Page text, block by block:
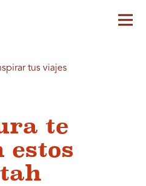
tus viajes
te
estos